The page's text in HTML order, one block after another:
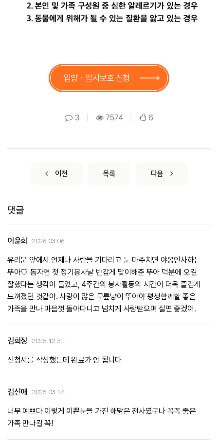
입양ㆍ임시보호 신청
3 7574 6
이전 목록 다음
댓글
이윤희 2026.03.06
유리문 앞에서 언제나 사람을 기다리고 눈 마주치면 야옹인사하는
뚜아🤍 동자연 첫 정기봉사날 반갑게 맞이해준 뚜아 덕분에 오길
잘했다는 생각이 들었고, 4주간의 봉사활동의 시간이 더욱 즐겁게
느껴졌던 것같아. 사랑이 많은 무릎냥이 뚜아야 평생함께할 좋은
가족을 만나 마음껏 돌아다니고 넘치게 사랑받으며 살면 좋겠어.
김희정 2025.12.31
신청서를 작성했는데 완료가 안 됩니다
김신애 2025.03.14
너무 예쁘다 이렇게 이쁜눈을 가진 해맑은 천사였구나 꼭꼭 좋은
가족 만나길 꼭!